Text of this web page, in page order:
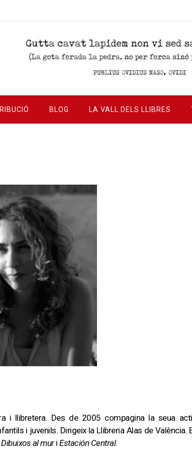
BLOG LA VALL DELS LLIBRES
i llibretera. Des de 2005 compagina la seua
i juvenils. Dirigeix la Llibreria Alas de València.
Dibuixos al muri Estación Central.